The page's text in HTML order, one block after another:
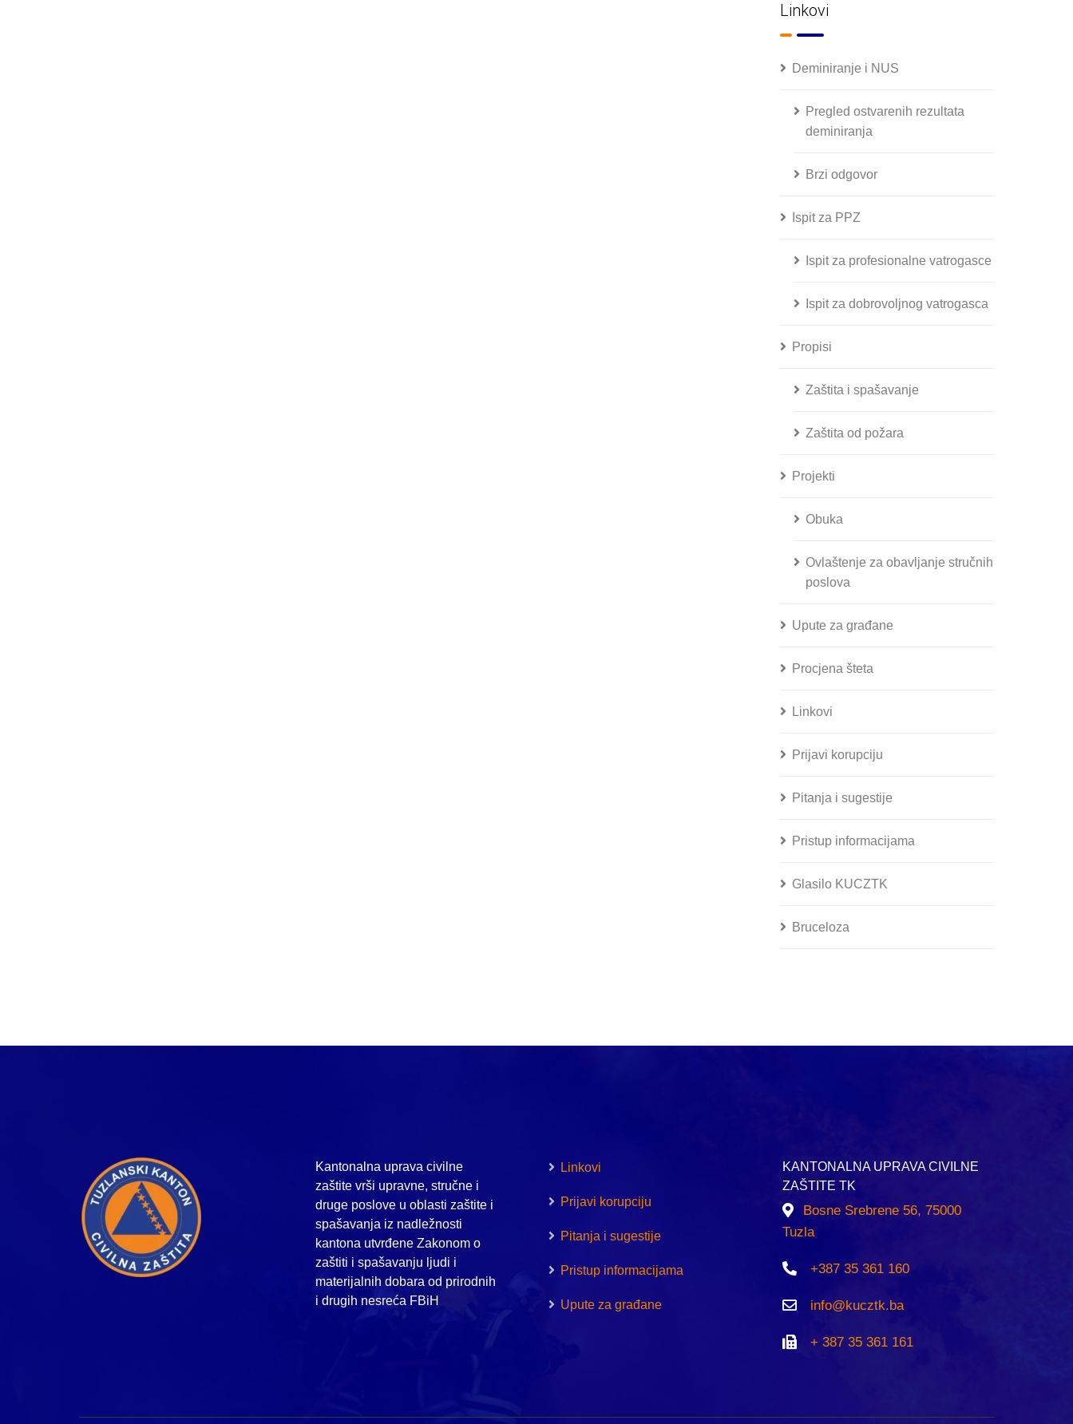
Linkovi
Deminiranje i NUS
Pregled ostvarenih rezultata
deminiranja
Brzi odgovor
Ispit za PPZ
Ispit za profesionalne vatrogasce
Ispit za dobrovoljnog vatrogasca
Propisi
Zaštita i spašavanje
Zaštita od požara
Projekti
Obuka
Ovlaštenje za obavljanje stručnih
poslova
Upute za građane
Procjena šteta
Linkovi
Prijavi korupciju
Pitanja i sugestije
Pristup informacijama
Glasilo KUCZTK
Bruceloza
Kantonalna uprava civilne
zaštite vrši upravne, stručne i
druge poslove u oblasti zaštite i
spašavanja iz nadležnosti
kantona utvrđene Zakonom o
zaštiti i spašavanju ljudi i
materijalnih dobara od prirodnih
i drugih nesreća FBiH
Linkovi
Prijavi korupciju
Pitanja i sugestije
Pristup informacijama
Upute za građane
KANTONALNA UPRAVA CIVILNE
ZAŠTITE TK
Bosne Srebrene 56, 75000
Tuzla
+387 35 361 160
info@kucztk.ba
+ 387 35 361 161